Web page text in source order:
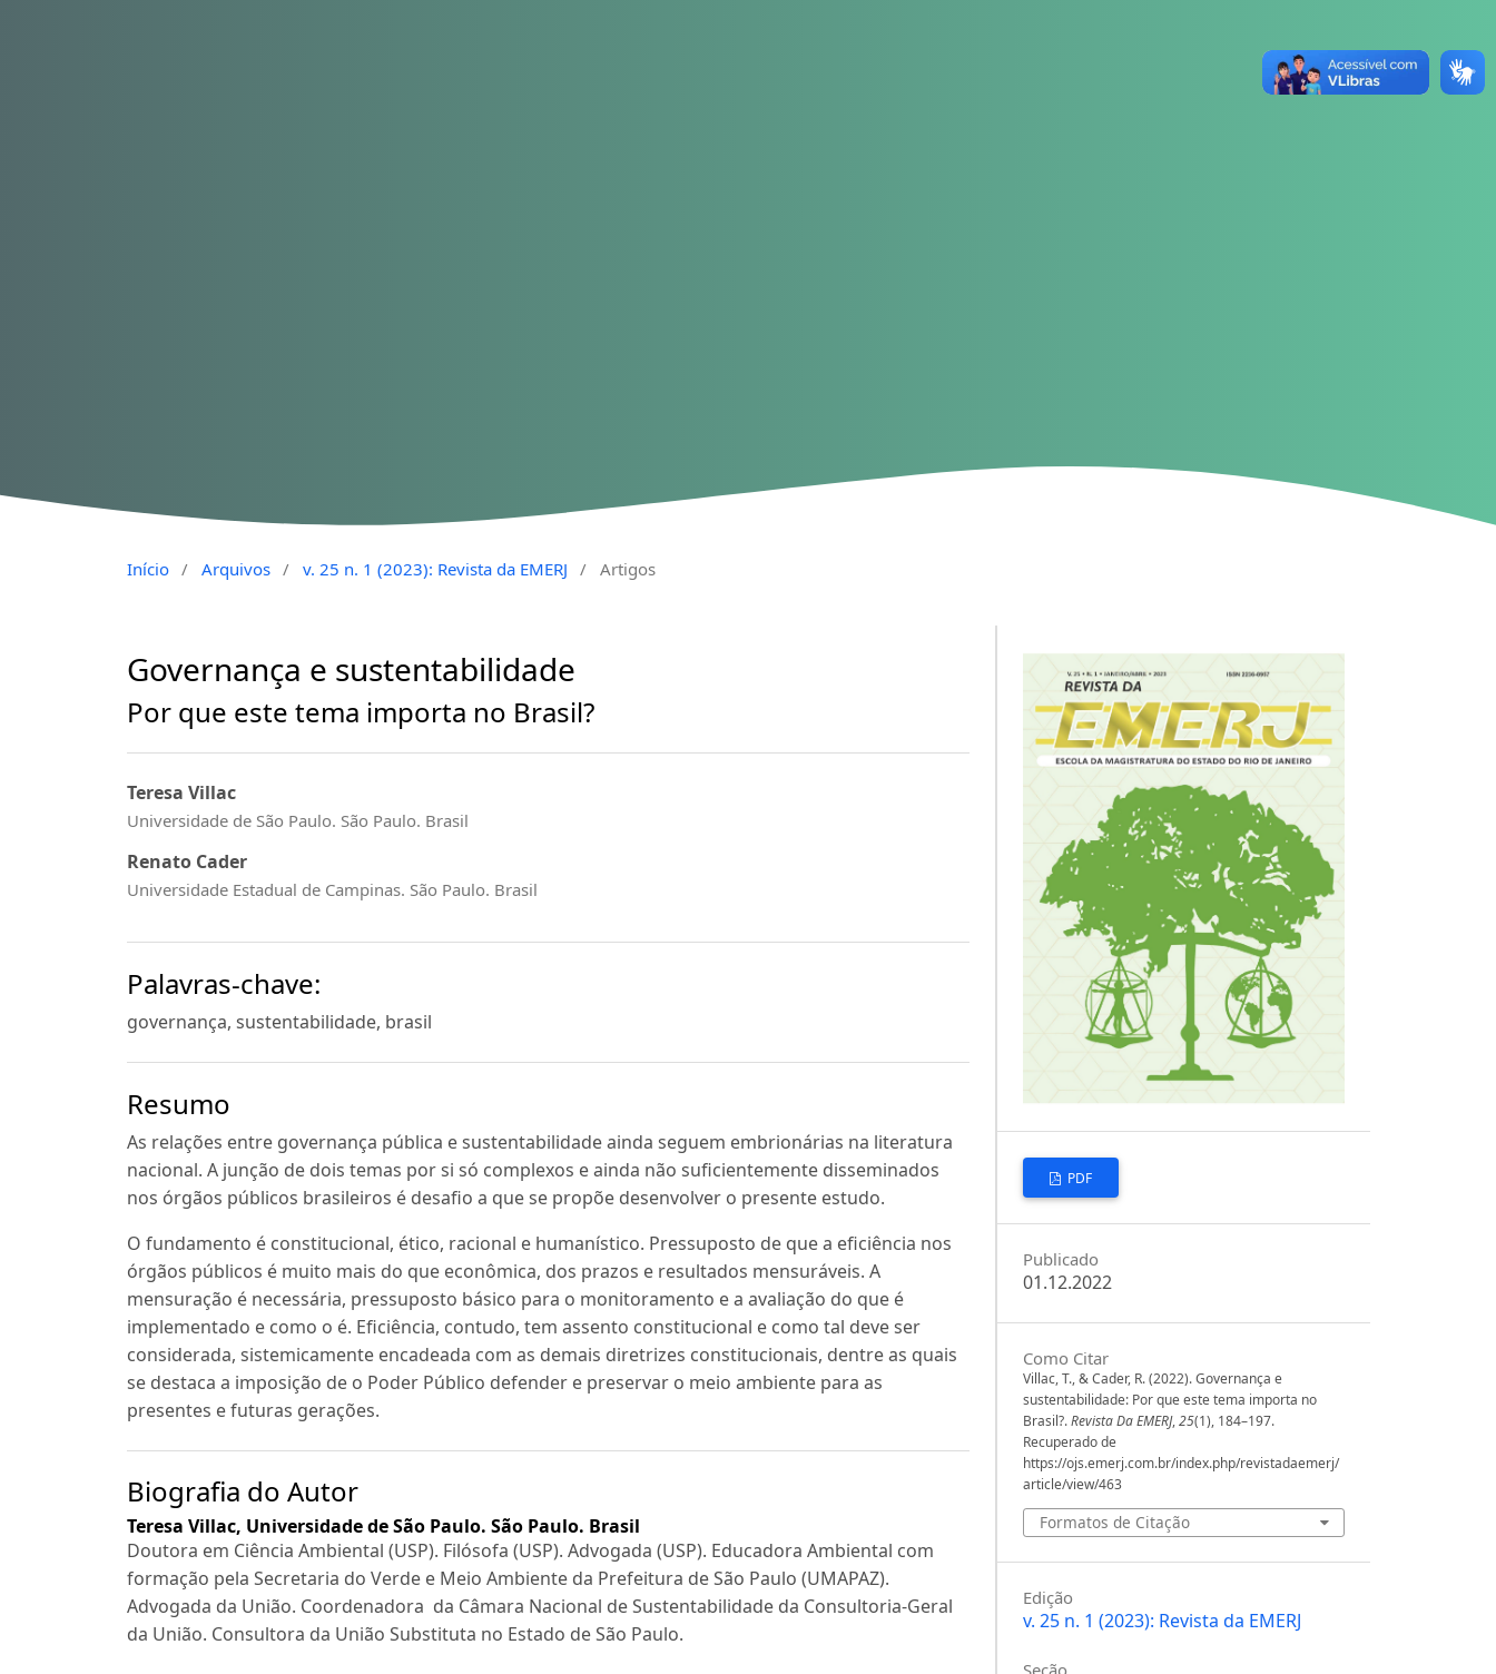
Início / Arquivos / v. 25 n. 1 (2023): Revista da EMERJ / Artigos
Governança e sustentabilidade
Por que este tema importa no Brasil?
Teresa Villac
Universidade de São Paulo. São Paulo. Brasil
Renato Cader
Universidade Estadual de Campinas. São Paulo. Brasil
Palavras-chave:
governança, sustentabilidade, brasil
Resumo
As relações entre governança pública e sustentabilidade ainda seguem embrionárias na literatura
nacional. A junção de dois temas por si só complexos e ainda não suficientemente disseminados
nos órgãos públicos brasileiros é desafio a que se propõe desenvolver o presente estudo.
O fundamento é constitucional, ético, racional e humanístico. Pressuposto de que a eficiência nos
órgãos públicos é muito mais do que econômica, dos prazos e resultados mensuráveis. A
mensuração é necessária, pressuposto básico para o monitoramento e a avaliação do que é
implementado e como o é. Eficiência, contudo, tem assento constitucional e como tal deve ser
considerada, sistemicamente encadeada com as demais diretrizes constitucionais, dentre as quais
se destaca a imposição de o Poder Público defender e preservar o meio ambiente para as
presentes e futuras gerações.
Biografia do Autor
Teresa Villac, Universidade de São Paulo. São Paulo. Brasil
Doutora em Ciência Ambiental (USP). Filósofa (USP). Advogada (USP). Educadora Ambiental com
formação pela Secretaria do Verde e Meio Ambiente da Prefeitura de São Paulo (UMAPAZ).
Advogada da União. Coordenadora da Câmara Nacional de Sustentabilidade da Consultoria-Geral
da União. Consultora da União Substituta no Estado de São Paulo.
PDF
Publicado
01.12.2022
Como Citar
Villac, T., & Cader, R. (2022). Governança e
sustentabilidade: Por que este tema importa no
Brasil?.Revista Da EMERJ,25(1), 184–197.
Recuperado de
https://ojs.emerj.com.br/index.php/revistadaemerj/
article/view/463
Formatos de Citação
Edição
v. 25 n. 1 (2023): Revista da EMERJ